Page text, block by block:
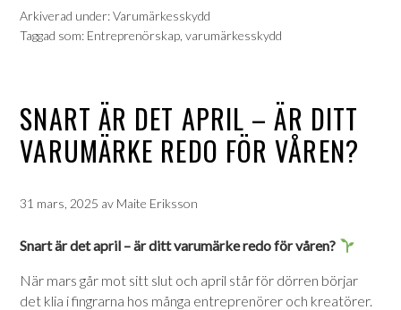
Arkiverad under:Varumärkesskydd
Taggad som: Entreprenörskap ,varumärkesskydd
SNART ÄR DET APRIL – ÄR DITT
VARUMÄRKE REDO FÖR VÅREN?
31 mars, 2025 av Maite Eriksson
Snart är det april – är ditt varumärke redo för våren?
När mars går mot sitt slut och april står för dörren börjar
det klia i fingrarna hos många entreprenörer och kreatörer.